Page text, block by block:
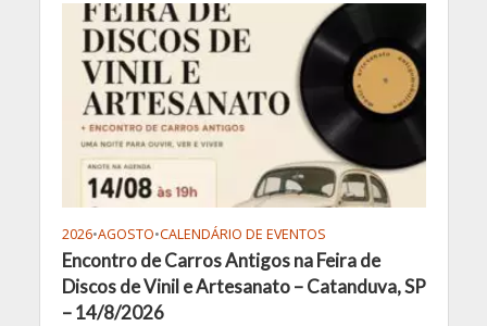
2026•AGOSTO•CALENDÁRIO DE EVENTOS
Encontro de Carros Antigos na Feira de
Discos de Vinil e Artesanato – Catanduva, SP
– 14/8/2026